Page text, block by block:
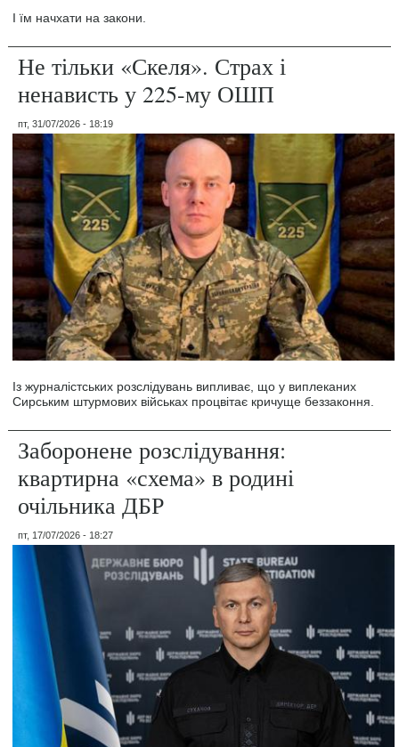
І їм начхати на закони.
Не тільки «Скеля». Страх і
ненависть у 225-му ОШП
пт, 31/07/2026 - 18:19
Із журналістських розслідувань випливає, що у виплеканих
Сирським штурмових військах процвітає кричуще беззаконня.
Заборонене розслідування:
квартирна «схема» в родині
очільника ДБР
пт, 17/07/2026 - 18:27